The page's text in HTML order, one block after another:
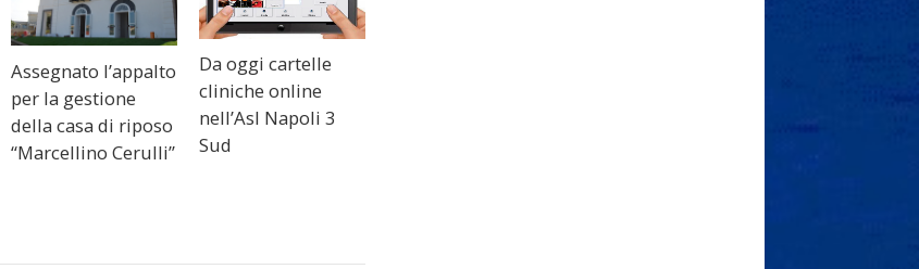
Assegnato l’appalto
per la gestione
della casa di riposo
“Marcellino Cerulli”
Da oggi cartelle
cliniche online
nell’Asl Napoli 3
Sud